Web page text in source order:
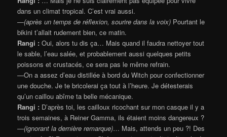
dans un climat tropical. C’est vrai aussi.
—(après un temps de réflexion, sourire dans la voix) Pourtant le
bikini t’allait rudement bien, ce matin.
Rangi :Oui, alors tu dis ça… Mais quand il faudra nettoyer tout
le sable, l’eau salée, et probablement aussi quelques petits
poissons et crustacés, ce sera pas le même refrain.
—On a assez d’eau distillée à bord du Witch pour confectionner
une douche. Je te bricolerai ça tout à l’heure. Je détesterais
qu’un caillou abîme ta belle mécanique.
Rangi : D’après toi, les cailloux ricochant sur mon casque il y a
trois semaines, à Reiner Gamma, ils étaient moins dangereux ?
—(ignorant la dernière remarque)… Mais, attends un peu ?! Des